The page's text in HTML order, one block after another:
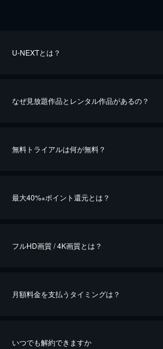
U-NEXTとは？
なぜ見放題作品とレンタル作品があるの？
無料トライアルは何が無料？
最大40%※ポイント還元とは？
※40％ポイント還元の対象は、クレジットカード決済
iOSアプリのUコイン決済による作品の購入 / レンタ
フルHD画質 / 4K画質とは？
月額料金を支払うタイミングは？
いつでも解約できますか